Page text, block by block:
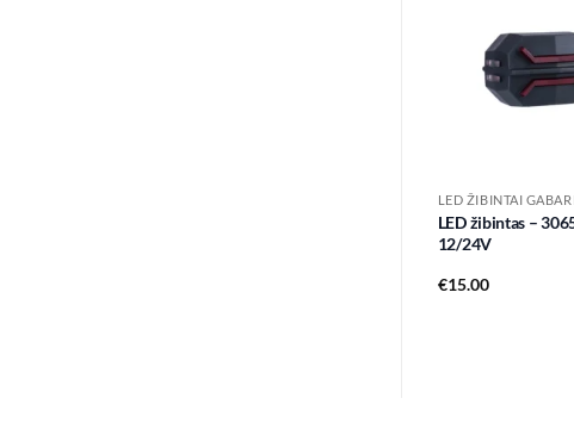
LED ŽIBINTAI
LED žibintas –
12/24V
€15.00